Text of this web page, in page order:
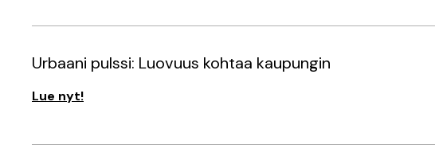
Urbaani pulssi: Luovuus kohtaa kaupungin
Lue nyt!